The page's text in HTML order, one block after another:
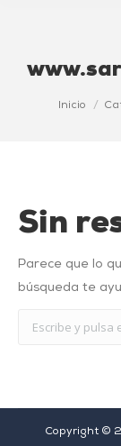
Estás aquí:
Inicio
Sin
Parece que lo
búsqueda te
Copyright ©